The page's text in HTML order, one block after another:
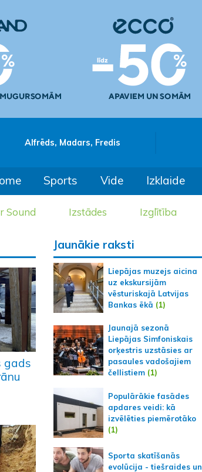
Alfrēds, Madars, Fredis
Sports Vide Izklaide
Sound Izstādes Izglītība
gads
Jaunākie raksti
Liepājas muzejs aicina
uz ekskursijām
vēsturiskajā Latvijas
Bankas ēkā (1)
Jaunajā sezonā
Liepājas Simfoniskais
orķestris uzstāsies ar
pasaules vadošajiem
čellistiem (1)
Populārākie fasādes
apdares veidi: kā
izvēlēties piemērotāko
(1)
Sporta skatīšanās
evolūcija - tiešraides un